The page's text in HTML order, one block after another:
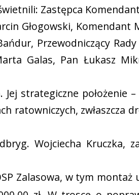
Zastępca
Głogowski, Komendant
Przewodniczący
Galas, Pan Łukasz
strategiczne położenie
ratowniczych, zwłaszcza
Wojciecha Kruczka,
Zalasowa, w tym montaż